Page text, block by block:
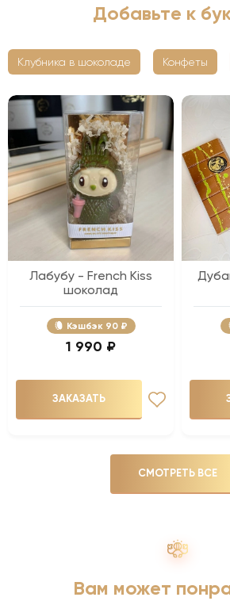
Добавьте к
Клубника в шоколаде Конфеты
Лабубу - French Kiss
шоколад
Кэшбэк 90 ₽
1 990 ₽
ЗАКАЗАТЬ
СМОТРЕТЬ ВСЕ
Вам может